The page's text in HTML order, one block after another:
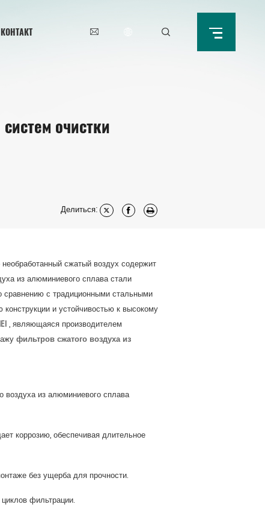
КОНТАКТ
очистки
Делиться:
сжатый воздух содержит
из алюминиевого сплава стали
сравнению с традиционными стальными
и устойчивостью к высокому
, являющаяся производителем
фильтров сжатого воздуха из
воздуха из алюминиевого сплава
коррозию, обеспечивая длительное
без ущерба для прочности.
фильтрации.